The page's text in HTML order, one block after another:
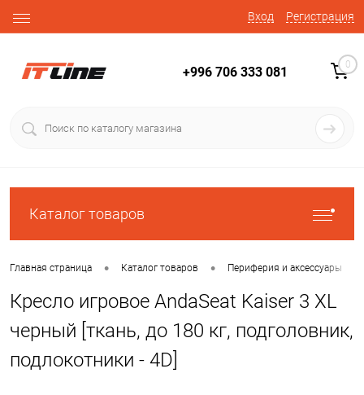
Вход Регистрация
+996 706 333 081 0
Каталог товаров
Главная страница • Каталог товаров • Периферия и аксессуары
Кресло игровое AndaSeat Kaiser 3 XL
черный [ткань, до 180 кг, подголовник,
подлокотники - 4D]